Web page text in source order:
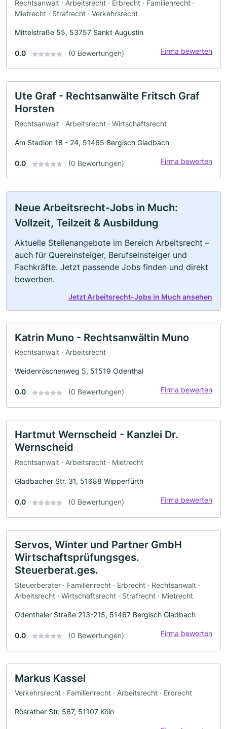
Rechtsanwalt · Arbeitsrecht · Erbrecht · Familienrecht ·
Mietrecht · Strafrecht · Verkehrsrecht
Mittelstraße 55, 53757 Sankt Augustin
0.0 (0 Bewertungen) Firma bewerten
Ute Graf - Rechtsanwälte Fritsch Graf
Horsten
Rechtsanwalt · Arbeitsrecht · Wirtschaftsrecht
Am Stadion 18 - 24, 51465 Bergisch Gladbach
0.0 (0 Bewertungen) Firma bewerten
Neue Arbeitsrecht-Jobs in Much:
Vollzeit, Teilzeit & Ausbildung
Aktuelle Stellenangebote im Bereich Arbeitsrecht –
auch für Quereinsteiger, Berufseinsteiger und
Fachkräfte. Jetzt passende Jobs finden und direkt
bewerben.
Jetzt Arbeitsrecht-Jobs in Much ansehen
Katrin Muno - Rechtsanwältin Muno
Rechtsanwalt · Arbeitsrecht
Weidenröschenweg 5, 51519 Odenthal
0.0 (0 Bewertungen) Firma bewerten
Hartmut Wernscheid - Kanzlei Dr.
Wernscheid
Rechtsanwalt · Arbeitsrecht · Mietrecht
Gladbacher Str. 31, 51688 Wipperfürth
0.0 (0 Bewertungen) Firma bewerten
Servos, Winter und Partner GmbH
Wirtschaftsprüfungsges.
Steuerberat.ges.
Steuerberater · Familienrecht · Erbrecht · Rechtsanwalt ·
Arbeitsrecht · Wirtschaftsrecht · Strafrecht · Mietrecht
Odenthaler Straße 213-215, 51467 Bergisch Gladbach
0.0 (0 Bewertungen) Firma bewerten
Markus Kassel
Verkehrsrecht · Familienrecht · Arbeitsrecht · Erbrecht
Rösrather Str. 567, 51107 Köln